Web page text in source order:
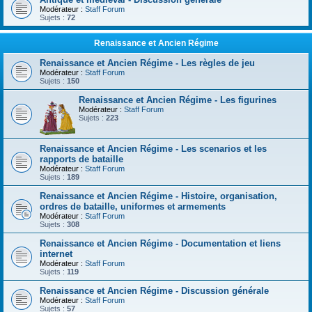
Modérateur : Staff Forum
Sujets : 72
Renaissance et Ancien Régime
Renaissance et Ancien Régime - Les règles de jeu
Modérateur : Staff Forum
Sujets : 150
Renaissance et Ancien Régime - Les figurines
Modérateur : Staff Forum
Sujets : 223
Renaissance et Ancien Régime - Les scenarios et les
rapports de bataille
Modérateur : Staff Forum
Sujets : 189
Renaissance et Ancien Régime - Histoire, organisation,
ordres de bataille, uniformes et armements
Modérateur : Staff Forum
Sujets : 308
Renaissance et Ancien Régime - Documentation et liens
internet
Modérateur : Staff Forum
Sujets : 119
Renaissance et Ancien Régime - Discussion générale
Modérateur : Staff Forum
Sujets : 57